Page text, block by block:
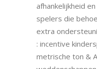
afhankelijkheid
spelers die
extra
: incentive
metrische ton &